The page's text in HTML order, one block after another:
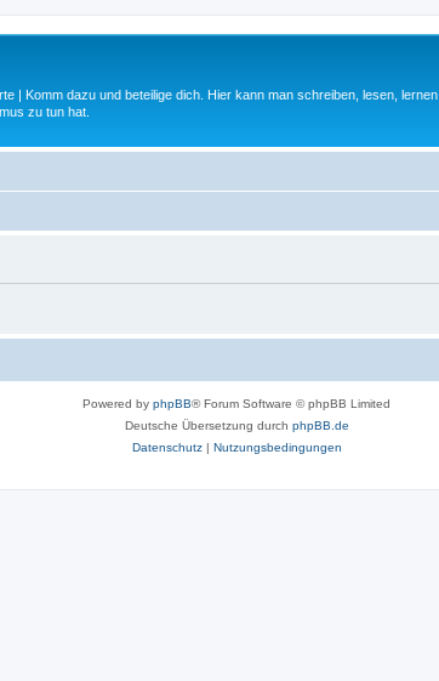
| Komm dazu und beteilige dich. Hier kann man schreiben, lesen, lernen
zu tun hat.
Powered by phpBB® Forum Software © phpBB Limited
Deutsche Übersetzung durch phpBB.de
Datenschutz| Nutzungsbedingungen